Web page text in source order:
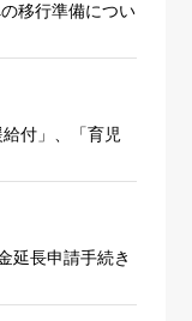
移行準備につい
付」、「育児
延長申請手続き